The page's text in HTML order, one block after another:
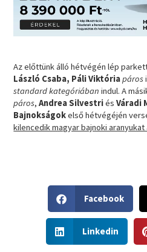
Az előttünk álló hétvégén lép
László Csaba, Páli Viktóriapáros
standard kategóriában indul. A
páros,Andrea SilvestriésVáradi
Bajnokságokelső hétvégéjén
kilencedik magyar bajnoki
h
a
r
e
Facebook
h
a
Linkedin